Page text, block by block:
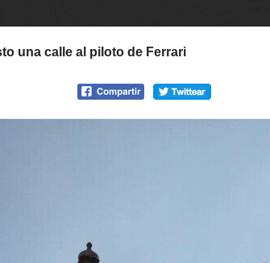
una calle al piloto de Ferrari